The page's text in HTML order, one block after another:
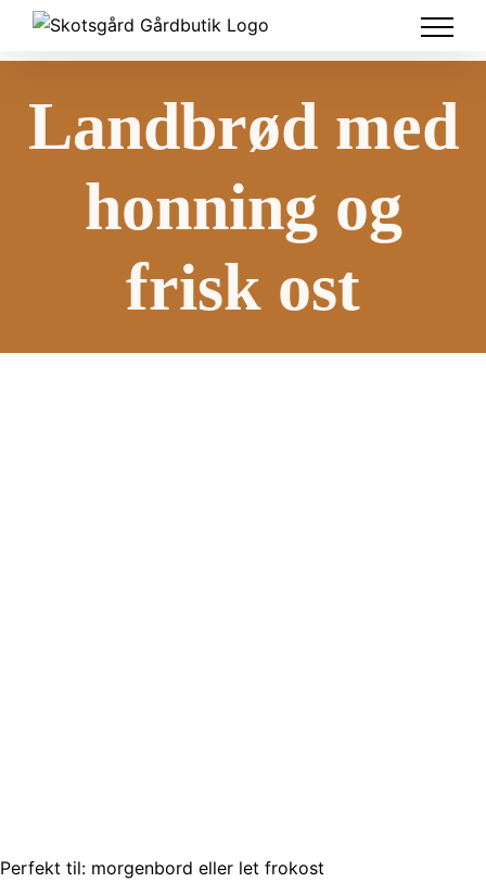
Skip
Landbrød med
honning og
frisk ost
Perfekt til: morgenbord eller let frokost